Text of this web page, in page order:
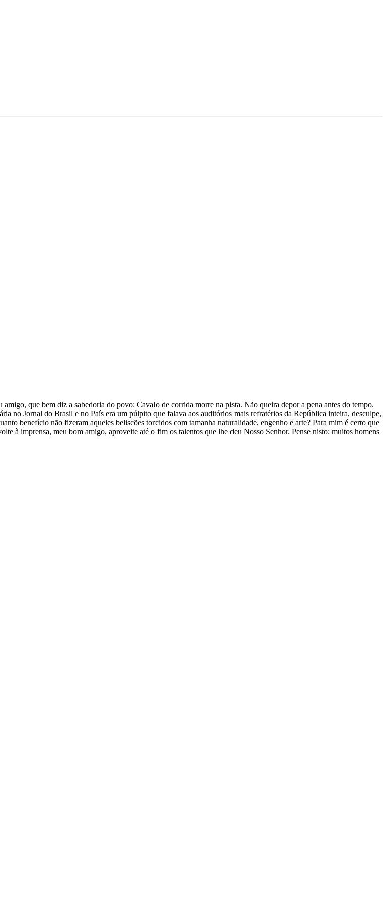
que bem diz a sabedoria do povo: Cavalo de corrida morre na pista. Não queira depor a pena antes do tempo.
no Jornal do Brasil e no País era um púlpito que falava aos auditórios mais refratérios da República inteira, desculpe,
benefício não fizeram aqueles beliscões torcidos com tamanha naturalidade, engenho e arte? Para mim é certo que
à imprensa, meu bom amigo, aproveite até o fim os talentos que lhe deu Nosso Senhor. Pense nisto: muitos homens